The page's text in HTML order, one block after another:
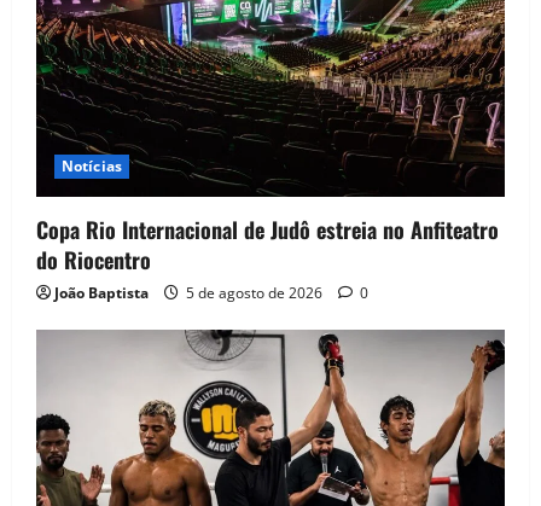
Notícias
Copa Rio Internacional de Judô estreia no Anfiteatro
do Riocentro
João Baptista 5 de agosto de 2026 0